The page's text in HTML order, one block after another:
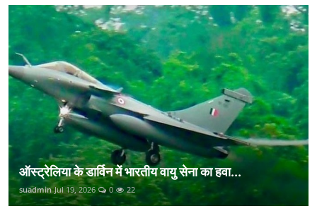
ऑस्ट्रेलिया के डार्विन में भारतीय वायु सेना का हवा...
suadmin Jul 19, 2026 0 22